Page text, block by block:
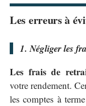
Les erreurs à
1. Négliger les
Les frais de
votre rendement.
les comptes à